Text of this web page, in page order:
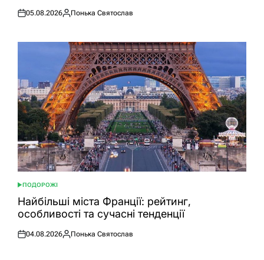
Оприлюднено
05.08.2026
Опубліковано
Понька Святослав
ОПУБЛІКУВАТИ
У
ПОДОРОЖІ
Найбільші міста Франції: рейтинг,
особливості та сучасні тенденції
Оприлюднено
04.08.2026
Опубліковано
Понька Святослав